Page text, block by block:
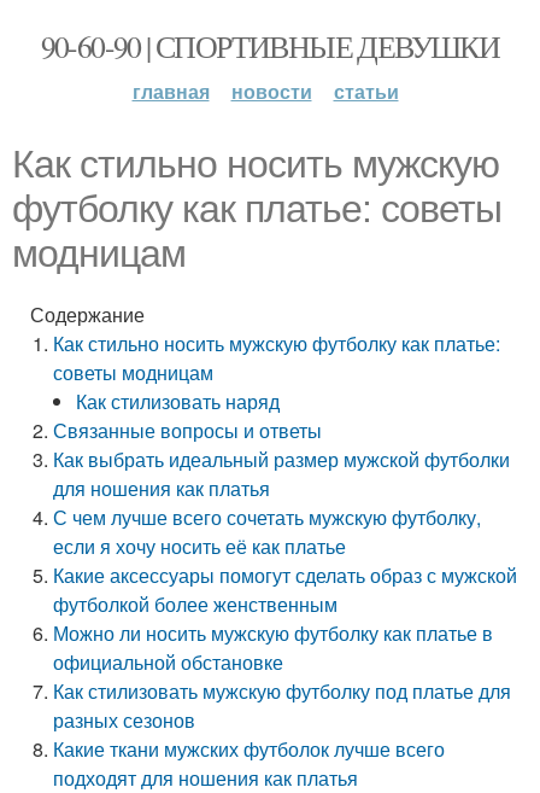
90-60-90 | СПОРТИВНЫЕ ДЕВУШКИ
главная новости статьи
Как стильно носить мужскую
футболку как платье: советы
модницам
Содержание
Как стильно носить мужскую футболку как платье:
советы модницам
Как стилизовать наряд
Связанные вопросы и ответы
Как выбрать идеальный размер мужской футболки
для ношения как платья
С чем лучше всего сочетать мужскую футболку,
если я хочу носить её как платье
Какие аксессуары помогут сделать образ с мужской
футболкой более женственным
Можно ли носить мужскую футболку как платье в
официальной обстановке
Как стилизовать мужскую футболку под платье для
разных сезонов
Какие ткани мужских футболок лучше всего
подходят для ношения как платья